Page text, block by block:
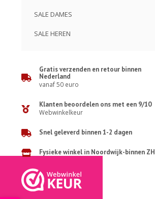
SALE DAMES
SALE HEREN
Gratis verzenden en retour binnen
Nederland
vanaf 50 euro
Klanten beoordelen ons met een 9/10
Webwinkelkeur
Snel geleverd binnen 1-2 dagen
Fysieke winkel in Noordwijk-binnen ZH